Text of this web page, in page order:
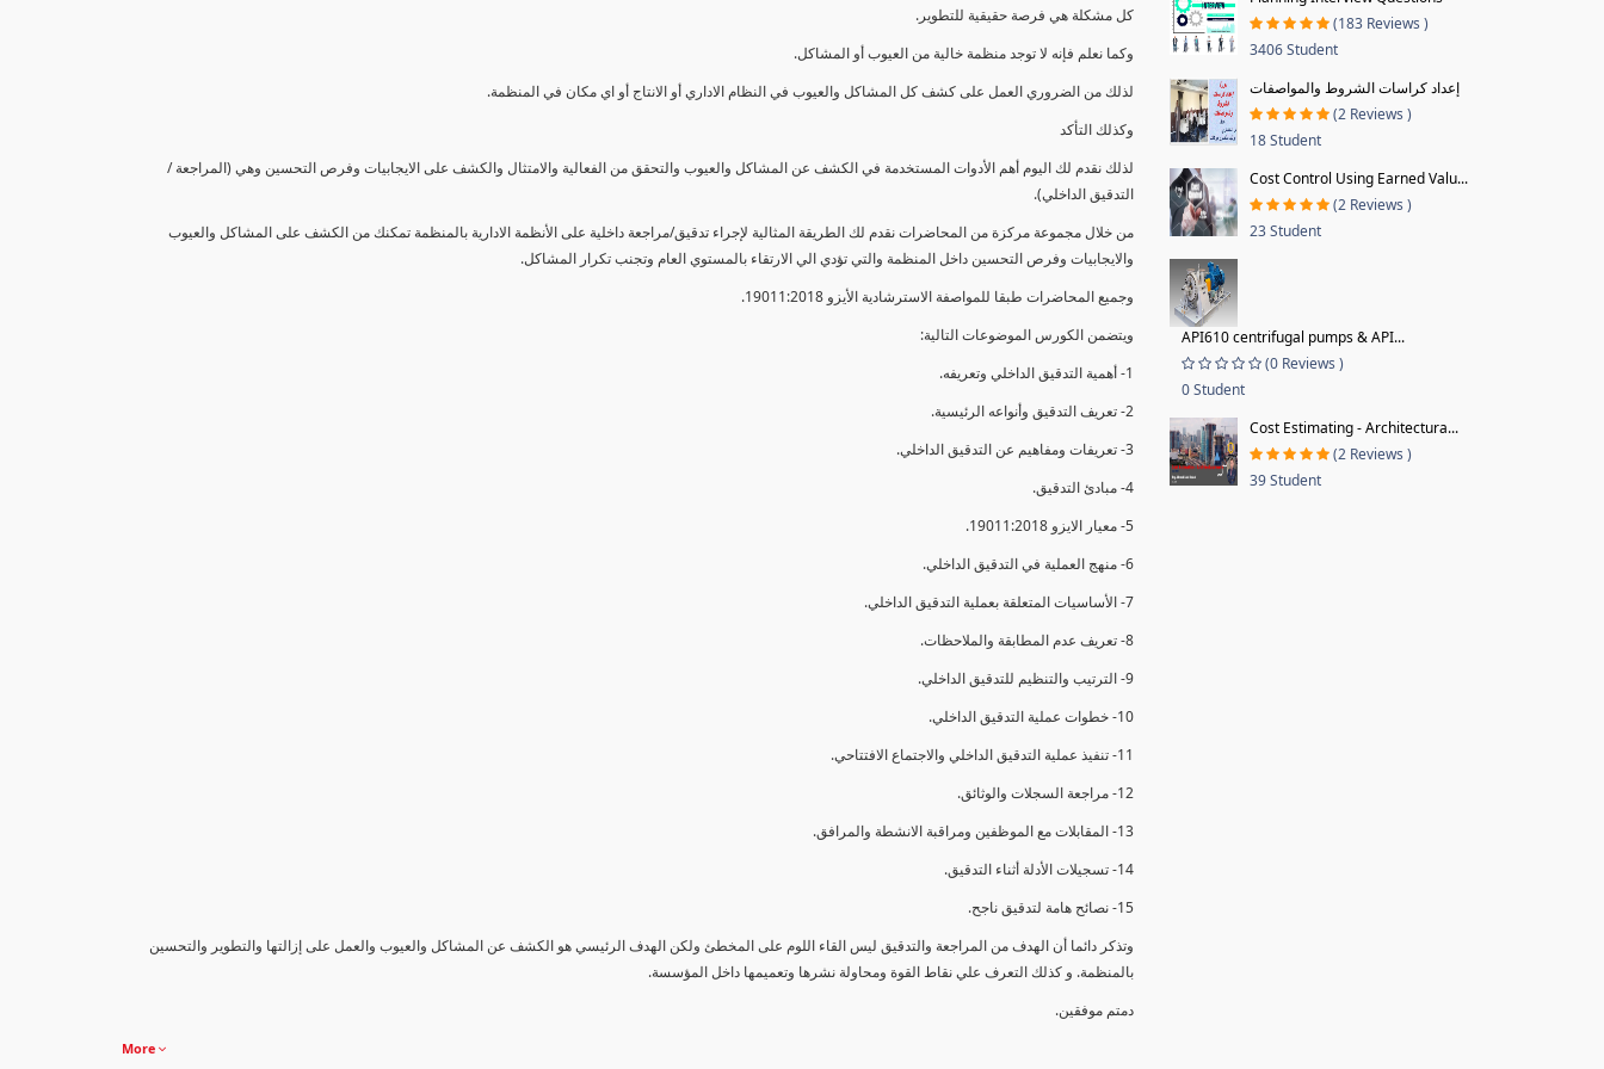
كل مشكلة هي فرصة حقيقية للتطوير.
وكما نعلم فإنه لا توجد منظمة خالية من العيوب أو المشاكل.
لذلك من الضروري العمل على كشف كل المشاكل والعيوب في النظام الاداري أو الانتاج أو اي مكان في المنظمة.
وكذلك التأكد
لذلك نقدم لك اليوم أهم الأدوات المستخدمة في الكشف عن المشاكل والعيوب والتحقق من الفعالية والامتثال والكشف على الايجابيات وفرص التحسين وهي (المراجعة /
التدقيق الداخلي).
من خلال مجموعة مركزة من المحاضرات نقدم لك الطريقة المثالية لإجراء تدقيق/مراجعة داخلية على الأنظمة الادارية بالمنظمة تمكنك من الكشف على المشاكل والعيوب
والايجابيات وفرص التحسين داخل المنظمة والتي تؤدي الي الارتقاء بالمستوي العام وتجنب تكرار المشاكل.
وجميع المحاضرات طبقا للمواصفة الاسترشادية الأيزو 19011:2018.
ويتضمن الكورس الموضوعات التالية:
1- أهمية التدقيق الداخلي وتعريفه.
2- تعريف التدقيق وأنواعه الرئيسية.
3- تعريفات ومفاهيم عن التدقيق الداخلي.
4- مبادئ التدقيق.
5- معيار الايزو 19011:2018.
6- منهج العملية في التدقيق الداخلي.
7- الأساسيات المتعلقة بعملية التدقيق الداخلي.
8- تعريف عدم المطابقة والملاحظات.
9- الترتيب والتنظيم للتدقيق الداخلي.
10- خطوات عملية التدقيق الداخلي.
11- تنفيذ عملية التدقيق الداخلي والاجتماع الافتتاحي.
12- مراجعة السجلات والوثائق.
13- المقابلات مع الموظفين ومراقبة الانشطة والمرافق.
14- تسجيلات الأدلة أثناء التدقيق.
15- نصائح هامة لتدقيق ناجح.
وتذكر دائما أن الهدف من المراجعة والتدقيق ليس القاء اللوم على المخطئ ولكن الهدف الرئيسي هو الكشف عن المشاكل والعيوب والعمل على إزالتها والتطوير والتحسين
بالمنظمة. و كذلك التعرف علي نقاط القوة ومحاولة نشرها وتعميمها داخل المؤسسة.
دمتم موفقين.
More
(183 Reviews )
3406 Student
إعداد كراسات الشروط والمواصفات
(2 Reviews )
18 Student
Cost Control Using Earned Valu...
(2 Reviews )
23 Student
API610 centrifugal pumps & API...
(0 Reviews )
0 Student
Cost Estimating - Architectura...
(2 Reviews )
39 Student